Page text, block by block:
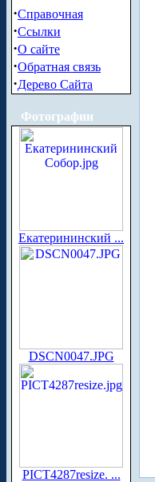
·Справочная
·Ссылки
·О сайте
·Обратная связь
·Дерево Сайта
Фотографии
Екатерининский ...
DSCN0047.JPG
PICT4287resize. ...